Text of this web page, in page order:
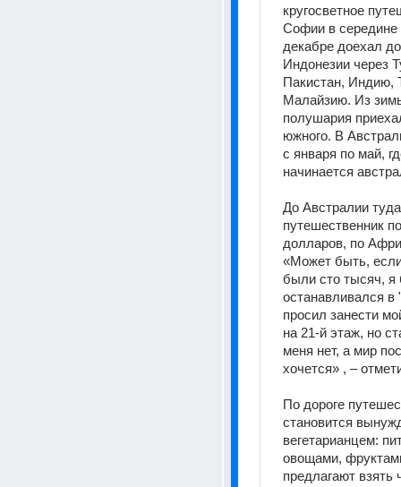
кругосветное
Софии в середине
декабре доехал
Индонезии через
Пакистан, Индию,
Малайзию. Из
полушария
южного. В
с января по май,
начинается
До Австралии
путешественник
долларов, по
«Может быть,
были сто тысяч, я
останавливался в
просил занести
на 21-й этаж, но
меня нет, а мир
хочется» , –
По дороге
становится
вегетарианцем:
овощами,
предлагают взять